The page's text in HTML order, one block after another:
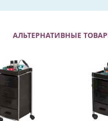
АЛЬТЕРНАТИВНЫЕ